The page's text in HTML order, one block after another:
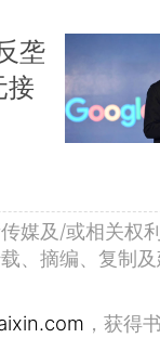
垄
接
媒及/或相关权
、摘编、复制
，获得